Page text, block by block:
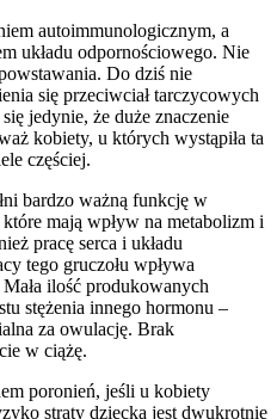
autoimmunologicznym, a
układu odpornościowego. Nie
Do dziś nie
się przeciwciał tarczycowych
jedynie, że duże znaczenie
kobiety, u których wystąpiła ta
częściej.
bardzo ważną funkcję w
mają wpływ na metabolizm i
pracę serca i układu
tego gruczołu wpływa
ilość produkowanych
stężenia innego hormonu –
za owulację. Brak
w ciążę.
poronień, jeśli u kobiety
straty dziecka jest dwukrotnie